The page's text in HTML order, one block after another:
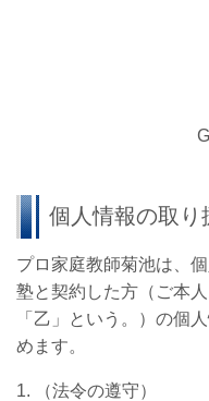
個人情報の取り
プロ家庭教師菊池は、
塾と契約した方（ご本
「乙」という。）の個
めます。
1. （法令の遵守）